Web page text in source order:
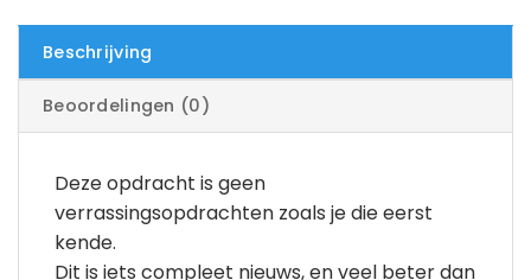
Beschrijving
Beoordelingen (0)
Deze opdracht is geen
verrassingsopdrachten zoals je die eerst
kende.
Dit is iets compleet nieuws, en veel beter dan